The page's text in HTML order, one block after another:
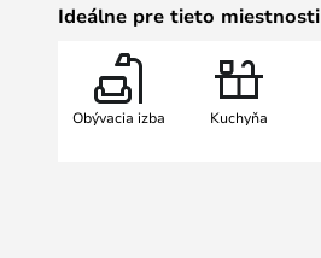
Ideálne pre tieto miestnosti
Obývacia izba Kuchyňa